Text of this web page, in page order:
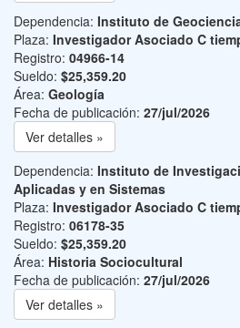
Dependencia: Instituto de
Plaza: Investigador Asociado C
Registro: 04966-14
Sueldo: $25,359.20
Área: Geología
Fecha de publicación: 27/jul/2026
Ver detalles »
Dependencia: Instituto de
Aplicadas y en Sistemas
Plaza: Investigador Asociado C
Registro: 06178-35
Sueldo: $25,359.20
Área: Historia Sociocultural
Fecha de publicación: 27/jul/2026
Ver detalles »